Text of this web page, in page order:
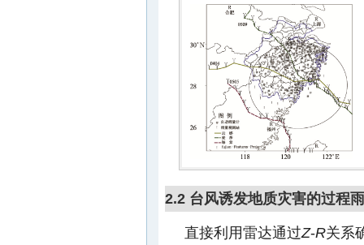
2.2 台风诱发地质灾害的过程
直接利用雷达通过Z-R关系